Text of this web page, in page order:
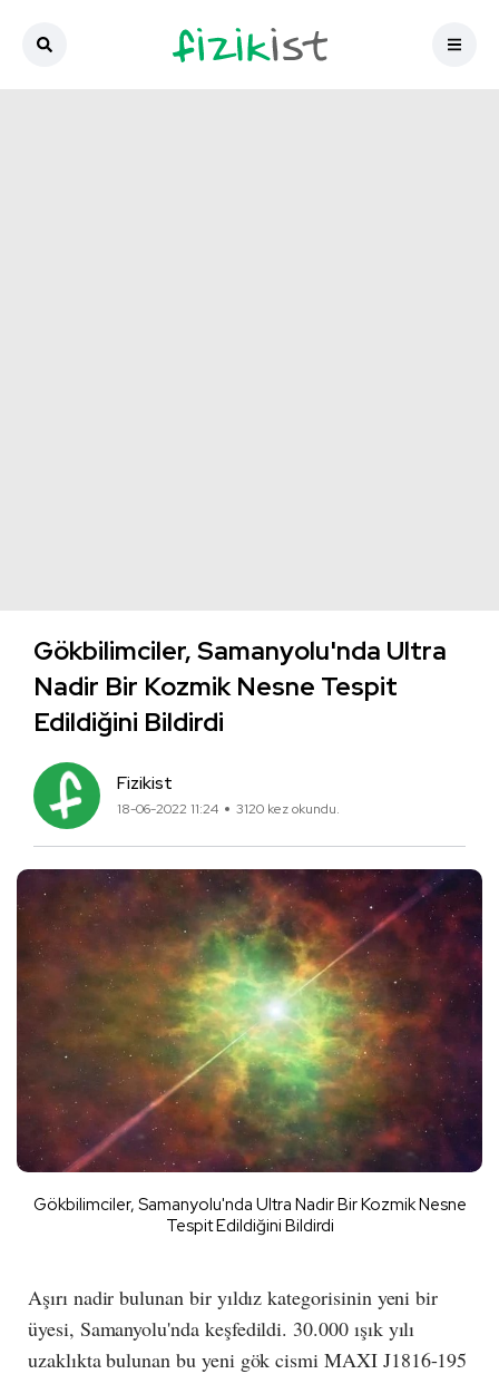
Gökbilimciler, Samanyolu'nda Ultra
Nadir Bir Kozmik Nesne Tespit
Edildiğini Bildirdi
Fizikist
18-06-2022 11:24 3120 kez okundu.
Gökbilimciler, Samanyolu'nda Ultra Nadir Bir Kozmik Nesne
Tespit Edildiğini Bildirdi
Aşırı nadir bulunan bir yıldız kategorisinin yeni bir
üyesi, Samanyolu'nda keşfedildi. 30.000 ışık yılı
uzaklıkta bulunan bu yeni gök cismi MAXI J1816-195